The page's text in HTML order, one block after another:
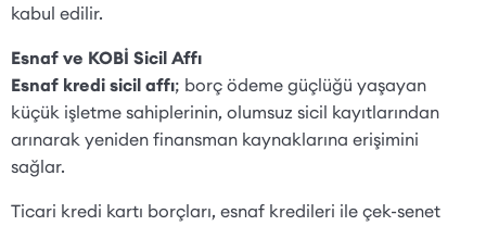
kabul edilir.
Esnaf ve KOBİ Sicil Affı
Esnaf kredi sicil affı; borç ödeme güçlüğü yaşayan
küçük işletme sahiplerinin, olumsuz sicil kayıtlarından
arınarak yeniden finansman kaynaklarına erişimini
sağlar.
Ticari kredi kartı borçları, esnaf kredileri ile çek-senet